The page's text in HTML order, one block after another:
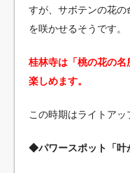
すが、サボテンの花
を咲かせるそうです。
桂林寺は「桃の花の
楽しめます。
この時期はライトアッ
◆パワースポット「叶